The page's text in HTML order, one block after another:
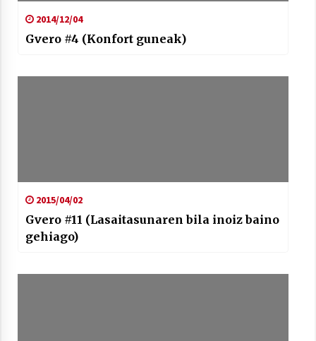
2014/12/04
Gvero #4 (Konfort guneak)
2015/04/02
Gvero #11 (Lasaitasunaren bila inoiz baino
gehiago)